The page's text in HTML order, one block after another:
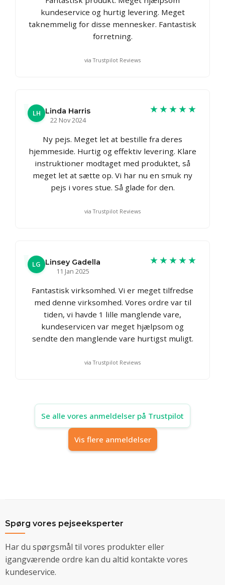
kundeservice og hurtig levering. Meget
taknemmelig for disse mennesker. Fantastisk
forretning.
via Trustpilot Reviews
LH
Linda Harris
22 Nov 2024
★★★★★
Ny pejs. Meget let at bestille fra deres
hjemmeside. Hurtig og effektiv levering. Klare
instruktioner modtaget med produktet, så
meget let at sætte op. Vi har nu en smuk ny
pejs i vores stue. Så glade for den.
via Trustpilot Reviews
LG
Linsey Gadella
11 Jan 2025
★★★★★
Fantastisk virksomhed. Vi er meget tilfredse
med denne virksomhed. Vores ordre var til
tiden, vi havde 1 lille manglende vare,
kundeservicen var meget hjælpsom og
sendte den manglende vare hurtigst muligt.
via Trustpilot Reviews
Se alle vores anmeldelser på Trustpilot
Vis flere anmeldelser
Spørg vores pejseeksperter
Har du spørgsmål til vores produkter eller
igangværende ordre kan du altid kontakte vores
kundeservice.